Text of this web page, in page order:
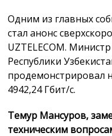
Одним из главных
стал анонс
UZTELECOM.
Республики
продемонстрировал
4942,24 Гбит/с.
Темур Мансуров,
техническим